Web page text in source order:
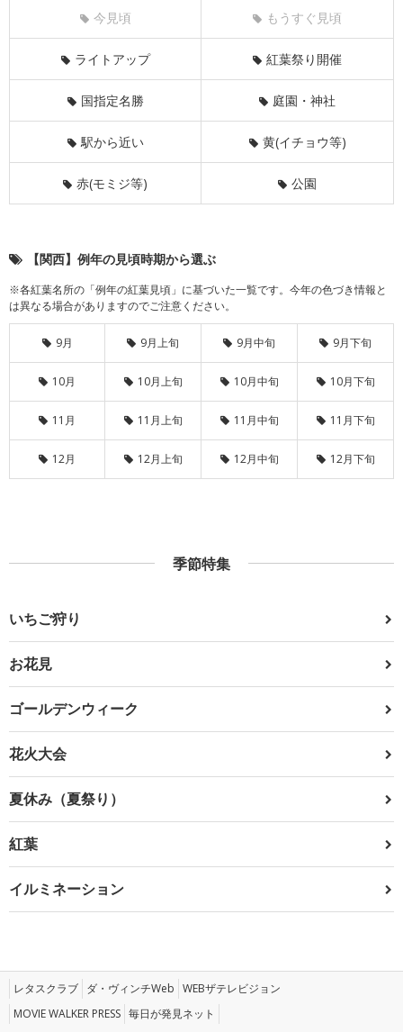
今見頃 もうすぐ見頃
ライトアップ 紅葉祭り開催
国指定名勝 庭園・神社
駅から近い 黄(イチョウ等)
赤(モミジ等) 公園
【関西】例年の見頃時期から選ぶ
※各紅葉名所の「例年の紅葉見頃」に基づいた一覧です。今年の色づき情報と
は異なる場合がありますのでご注意ください。
9月 9月上旬 9月中旬 9月下旬
10月 10月上旬 10月中旬 10月下旬
11月 11月上旬 11月中旬 11月下旬
12月 12月上旬 12月中旬 12月下旬
季節特集
いちご狩り
お花見
ゴールデンウィーク
花火大会
夏休み（夏祭り）
紅葉
イルミネーション
レタスクラブ ダ・ヴィンチWeb WEBザテレビジョン
MOVIE WALKER PRESS 毎日が発見ネット